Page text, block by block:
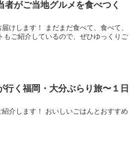
者がご当地グルメを食べつく
けします！ まだまだ食べて、食べて、
ご紹介しているので、ぜひゆっくりご
行く福岡・大分ぶらり旅〜１日
介します！ おいしいごはんとおすすめ